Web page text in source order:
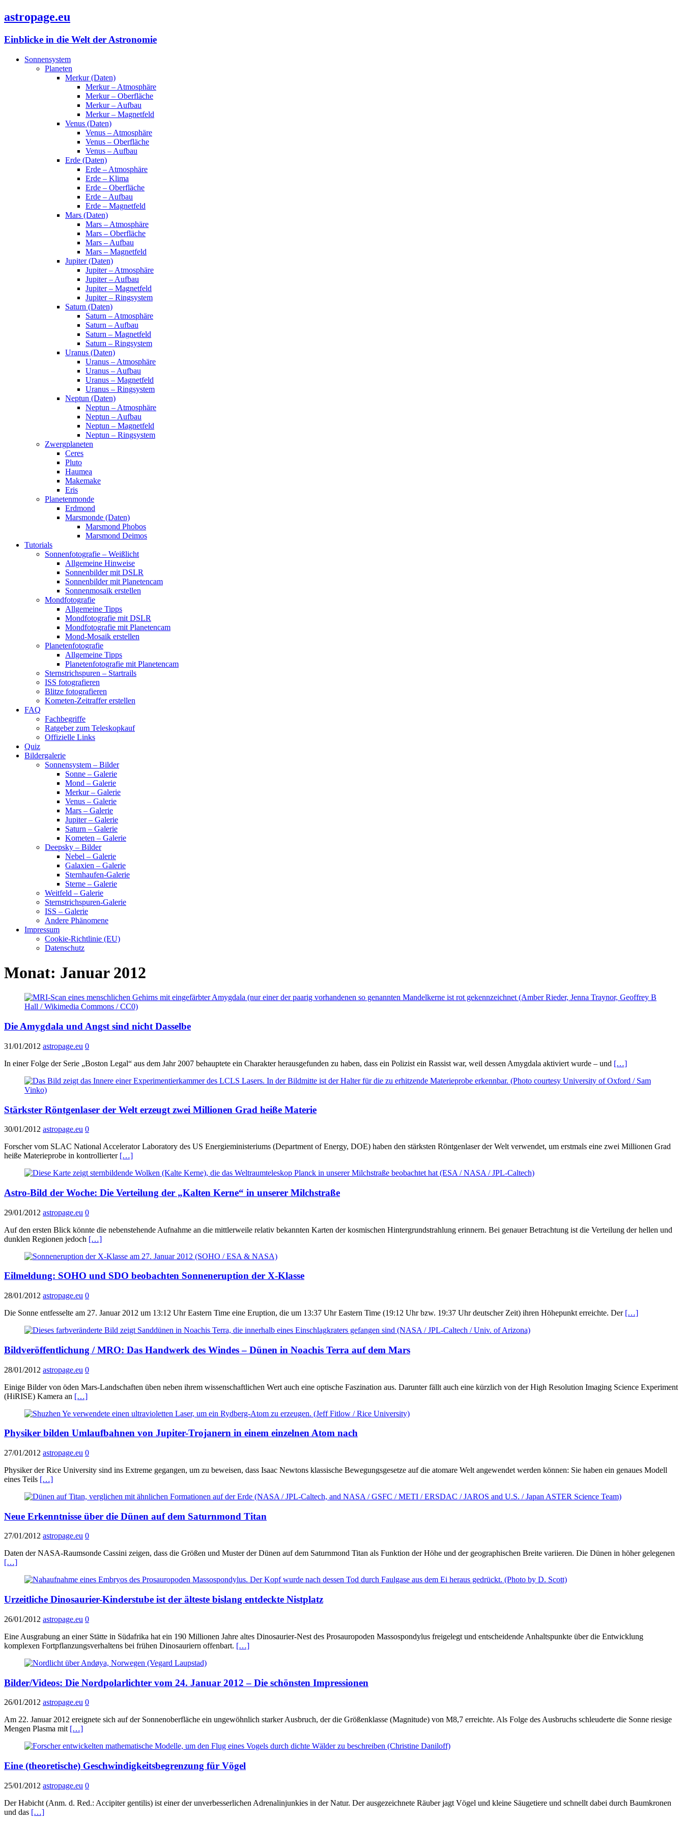
astropage.eu
Einblicke in die Welt der Astronomie
Sonnensystem
Planeten
Merkur (Daten)
Merkur – Atmosphäre
Merkur – Oberfläche
Merkur – Aufbau
Merkur – Magnetfeld
Venus (Daten)
Venus – Atmosphäre
Venus – Oberfläche
Venus – Aufbau
Erde (Daten)
Erde – Atmosphäre
Erde – Klima
Erde – Oberfläche
Erde – Aufbau
Erde – Magnetfeld
Mars (Daten)
Mars – Atmosphäre
Mars – Oberfläche
Mars – Aufbau
Mars – Magnetfeld
Jupiter (Daten)
Jupiter – Atmosphäre
Jupiter – Aufbau
Jupiter – Magnetfeld
Jupiter – Ringsystem
Saturn (Daten)
Saturn – Atmosphäre
Saturn – Aufbau
Saturn – Magnetfeld
Saturn – Ringsystem
Uranus (Daten)
Uranus – Atmosphäre
Uranus – Aufbau
Uranus – Magnetfeld
Uranus – Ringsystem
Neptun (Daten)
Neptun – Atmosphäre
Neptun – Aufbau
Neptun – Magnetfeld
Neptun – Ringsystem
Zwergplaneten
Ceres
Pluto
Haumea
Makemake
Eris
Planetenmonde
Erdmond
Marsmonde (Daten)
Marsmond Phobos
Marsmond Deimos
Tutorials
Sonnenfotografie – Weißlicht
Allgemeine Hinweise
Sonnenbilder mit DSLR
Sonnenbilder mit Planetencam
Sonnenmosaik erstellen
Mondfotografie
Allgemeine Tipps
Mondfotografie mit DSLR
Mondfotografie mit Planetencam
Mond-Mosaik erstellen
Planetenfotografie
Allgemeine Tipps
Planetenfotografie mit Planetencam
Sternstrichspuren – Startrails
ISS fotografieren
Blitze fotografieren
Kometen-Zeitraffer erstellen
FAQ
Fachbegriffe
Ratgeber zum Teleskopkauf
Offizielle Links
Quiz
Bildergalerie
Sonnensystem – Bilder
Sonne – Galerie
Mond – Galerie
Merkur – Galerie
Venus – Galerie
Mars – Galerie
Jupiter – Galerie
Saturn – Galerie
Kometen – Galerie
Deepsky – Bilder
Nebel – Galerie
Galaxien – Galerie
Sternhaufen-Galerie
Sterne – Galerie
Weitfeld – Galerie
Sternstrichspuren-Galerie
ISS – Galerie
Andere Phänomene
Impressum
Cookie-Richtlinie (EU)
Datenschutz
Monat: Januar 2012
Die Amygdala und Angst sind nicht Dasselbe
31/01/2012 astropage.eu 0
In einer Folge der Serie „Boston Legal“ aus dem Jahr 2007 behauptete ein Charakter herausgefunden zu haben, dass ein Polizist ein Rassist war, weil dessen Amygdala aktiviert wurde – und […]
Stärkster Röntgenlaser der Welt erzeugt zwei Millionen Grad heiße Materie
30/01/2012 astropage.eu 0
Forscher vom SLAC National Accelerator Laboratory des US Energieministeriums (Department of Energy, DOE) haben den stärksten Röntgenlaser der Welt verwendet, um erstmals eine zwei Millionen Grad
heiße Materieprobe in kontrollierter […]
Astro-Bild der Woche: Die Verteilung der „Kalten Kerne“ in unserer Milchstraße
29/01/2012 astropage.eu 0
Auf den ersten Blick könnte die nebenstehende Aufnahme an die mittlerweile relativ bekannten Karten der kosmischen Hintergrundstrahlung erinnern. Bei genauer Betrachtung ist die Verteilung der hellen und
dunklen Regionen jedoch […]
Eilmeldung: SOHO und SDO beobachten Sonneneruption der X-Klasse
28/01/2012 astropage.eu 0
Die Sonne entfesselte am 27. Januar 2012 um 13:12 Uhr Eastern Time eine Eruption, die um 13:37 Uhr Eastern Time (19:12 Uhr bzw. 19:37 Uhr deutscher Zeit) ihren Höhepunkt erreichte. Der […]
Bildveröffentlichung / MRO: Das Handwerk des Windes – Dünen in Noachis Terra auf dem Mars
28/01/2012 astropage.eu 0
Einige Bilder von öden Mars-Landschaften üben neben ihrem wissenschaftlichen Wert auch eine optische Faszination aus. Darunter fällt auch eine kürzlich von der High Resolution Imaging Science Experiment
(HiRISE) Kamera an […]
Physiker bilden Umlaufbahnen von Jupiter-Trojanern in einem einzelnen Atom nach
27/01/2012 astropage.eu 0
Physiker der Rice University sind ins Extreme gegangen, um zu beweisen, dass Isaac Newtons klassische Bewegungsgesetze auf die atomare Welt angewendet werden können: Sie haben ein genaues Modell
eines Teils […]
Neue Erkenntnisse über die Dünen auf dem Saturnmond Titan
27/01/2012 astropage.eu 0
Daten der NASA-Raumsonde Cassini zeigen, dass die Größen und Muster der Dünen auf dem Saturnmond Titan als Funktion der Höhe und der geographischen Breite variieren. Die Dünen in höher gelegenen
[…]
Urzeitliche Dinosaurier-Kinderstube ist der älteste bislang entdeckte Nistplatz
26/01/2012 astropage.eu 0
Eine Ausgrabung an einer Stätte in Südafrika hat ein 190 Millionen Jahre altes Dinosaurier-Nest des Prosauropoden Massospondylus freigelegt und entscheidende Anhaltspunkte über die Entwicklung
komplexen Fortpflanzungsverhaltens bei frühen Dinosauriern offenbart. […]
Bilder/Videos: Die Nordpolarlichter vom 24. Januar 2012 – Die schönsten Impressionen
26/01/2012 astropage.eu 0
Am 22. Januar 2012 ereignete sich auf der Sonnenoberfläche ein ungewöhnlich starker Ausbruch, der die Größenklasse (Magnitude) von M8,7 erreichte. Als Folge des Ausbruchs schleuderte die Sonne riesige
Mengen Plasma mit […]
Eine (theoretische) Geschwindigkeitsbegrenzung für Vögel
25/01/2012 astropage.eu 0
Der Habicht (Anm. d. Red.: Accipiter gentilis) ist einer der unverbesserlichen Adrenalinjunkies in der Natur. Der ausgezeichnete Räuber jagt Vögel und kleine Säugetiere und schnellt dabei durch Baumkronen
und das […]